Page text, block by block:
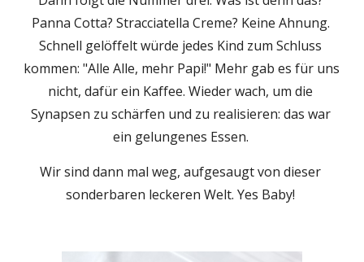
Panna Cotta? Stracciatella Creme? Keine Ahnung.
Schnell gelöffelt würde jedes Kind zum Schluss
kommen: "Alle Alle, mehr Papi!" Mehr gab es für uns
nicht, dafür ein Kaffee. Wieder wach, um die
Synapsen zu schärfen und zu realisieren: das war
ein gelungenes Essen.
Wir sind dann mal weg, aufgesaugt von dieser
sonderbaren leckeren Welt. Yes Baby!